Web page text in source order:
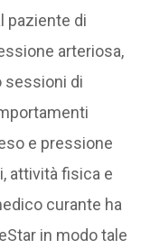
paziente di
arteriosa,
sessioni di
e pressione
attività fisica e
curante ha
in modo tale